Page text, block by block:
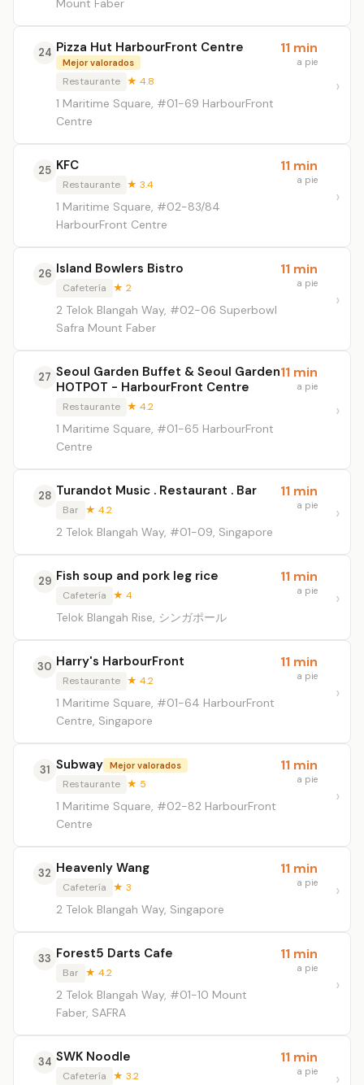
Mount Faber
24 Pizza Hut HarbourFront Centre
Mejor valorados
Restaurante ★ 4.8
1 Maritime Square, #01-69 HarbourFront
Centre
11 min
a pie
25 KFC
Restaurante ★ 3.4
1 Maritime Square, #02-83/84
HarbourFront Centre
11 min
a pie
26 Island Bowlers Bistro
Cafetería ★ 2
2 Telok Blangah Way, #02-06 Superbowl
Safra Mount Faber
11 min
a pie
27 Seoul Garden Buffet & Seoul Garden
HOTPOT - HarbourFront Centre
Restaurante ★ 4.2
1 Maritime Square, #01-65 HarbourFront
Centre
11 min
a pie
28 Turandot Music . Restaurant . Bar
Bar ★ 4.2
2 Telok Blangah Way, #01-09, Singapore
11 min
a pie
29 Fish soup and pork leg rice
Cafetería ★ 4
Telok Blangah Rise, シンガポール
11 min
a pie
30 Harry's HarbourFront
Restaurante ★ 4.2
1 Maritime Square, #01-64 HarbourFront
Centre, Singapore
11 min
a pie
31 Subway Mejor valorados
Restaurante ★ 5
1 Maritime Square, #02-82 HarbourFront
Centre
11 min
a pie
32 Heavenly Wang
Cafetería ★ 3
2 Telok Blangah Way, Singapore
11 min
a pie
33 Forest5 Darts Cafe
Bar ★ 4.2
2 Telok Blangah Way, #01-10 Mount
Faber, SAFRA
11 min
a pie
34 SWK Noodle
Cafetería ★ 3.2
11 min
a pie